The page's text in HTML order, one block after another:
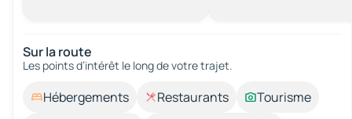
Sur la route
Les points d’intérêt le long de votre trajet.
Hébergements Restaurants
Tourisme